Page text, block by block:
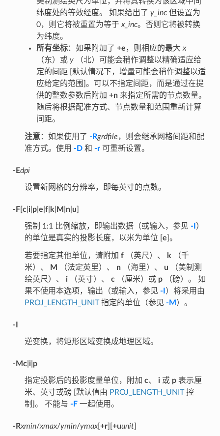
纬度处的等效经度。 如果给出了 y_inc但设置为
0，则它将被重置为等于x_inc。否则它将被转换
为纬度。
所有坐标：如果附加了 +e，则相应的最大x
（东）或 y（北）可能会稍作调整以精确适应给
定的间距 [默认情况下，增量可能会稍作调整以适
应给定的范围]。可以不指定间距，而是通过在提
供的整数参数后附加 +n来指定所需的节点数量。
随后将根据配准方式、节点数量和范围重新计算
间距。
注意：如果使用了 -Rgrdfile，则会继承网格间距和配
准方式。使用 -D和 -r可重新设置。
-Edpi
设置新网格的分辨率，即每英寸的点数。
-F[ c| i| p| e f| k| M n| u
强制 1:1 比例缩放，即输出数据（或输入，参见 -I ）
的单位是真实的投影长度，以米为单位 [ e ]。
若要指定其他单位，请附加 f（英尺）、 k（千
米）、
M （法定英里）、 n（海里）、 u （美制测
绘英尺）、 i（英寸）、 c（厘米）或 p（磅）。 如
果不使用本选项，输出（或输入，参见 -I ）将采用由
PROJ_LENGTH_UNIT指定的单位（参见 -M ）。
-I
逆变换，将矩形区域变换成地理区域。
-Mc| i| p
指定投影后的投影度量单位，附加 c、 i或 p表示厘
米、英寸或磅 [默认值由 PROJ_LENGTH_UNIT控
制]。 不能与 -F一起使用。
-Rxmin/xmax/ymin/ymax[ +r][ +uunit]